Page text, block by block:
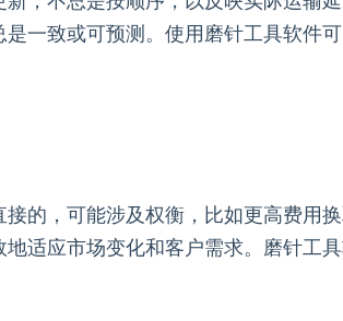
一致或可预测。使用磨针工具软件
的，可能涉及权衡，比如更高费用
适应市场变化和客户需求。磨针工